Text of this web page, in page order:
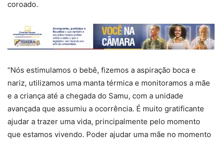
coroado.
“Nós estimulamos o bebê, fizemos a aspiração boca e
nariz, utilizamos uma manta térmica e monitoramos a mãe
e a criança até a chegada do Samu, com a unidade
avançada que assumiu a ocorrência. É muito gratificante
ajudar a trazer uma vida, principalmente pelo momento
que estamos vivendo. Poder ajudar uma mãe no momento